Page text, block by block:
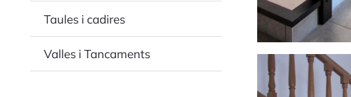
Taules i cadires
Valles i Tancaments